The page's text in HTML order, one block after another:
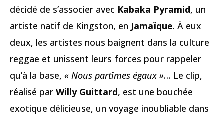
décidé de s’associer avec Kabaka Pyramid, un
artiste natif de Kingston, en Jamaïque. À eux
deux, les artistes nous baignent dans la culture
reggae et unissent leurs forces pour rappeler
qu’à la base, « Nous partîmes égaux »… Le clip,
réalisé par Willy Guittard, est une bouchée
exotique délicieuse, un voyage inoubliable dans